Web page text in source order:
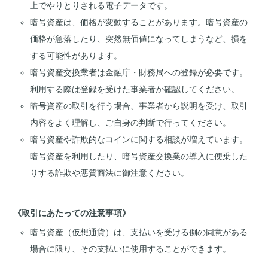
上でやりとりされる電子データです。
暗号資産は、価格が変動することがあります。暗号資産の
価格が急落したり、突然無価値になってしまうなど、損を
する可能性があります。
暗号資産交換業者は金融庁・財務局への登録が必要です。
利用する際は登録を受けた事業者か確認してください。
暗号資産の取引を行う場合、事業者から説明を受け、取引
内容をよく理解し、ご自身の判断で行ってください。
暗号資産や詐欺的なコインに関する相談が増えています。
暗号資産を利用したり、暗号資産交換業の導入に便乗した
りする詐欺や悪質商法に御注意ください。
《取引にあたっての注意事項》
暗号資産（仮想通貨）は、支払いを受ける側の同意がある
場合に限り、その支払いに使用することができます。